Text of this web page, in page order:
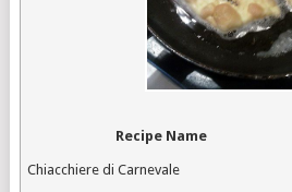
Recipe Name
Chiacchiere di Carnevale